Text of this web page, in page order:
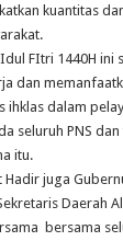
kuantitas
FItri 1440H ini
dan
ihklas dalam
seluruh PNS
itu.
juga
Daerah
bersama